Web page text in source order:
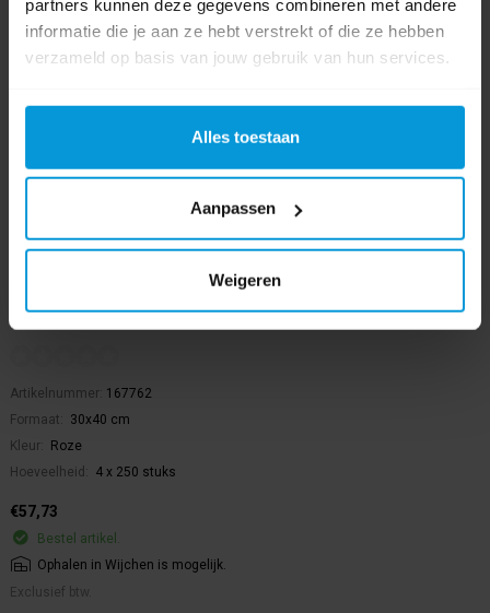
partners kunnen deze gegevens combineren met andere
informatie die je aan ze hebt verstrekt of die ze hebben
verzameld op basis van jouw gebruik van hun services.
Alles toestaan
Aanpassen
Weigeren
Duni Placemat 30x40 cm 4x250 stuks Roze
Artikelnummer: 167762
Formaat:
30x40 cm
Kleur:
Roze
Hoeveelheid:
4 x 250 stuks
€57,73
Bestel artikel.
Ophalen in Wijchen is mogelijk.
Exclusief btw.